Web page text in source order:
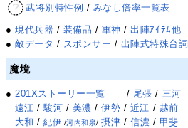
武将別特性例 / みなし倍率一覧表
●現代兵器 / 装備品 / 軍神 /出陣ｱｲﾃﾑ他
●敵データ / スポンサー / 出陣式特殊台詞
魔境
● 201Xストーリー一覧 / 尾張 / 三河
遠江 /駿河 / 美濃 /伊勢 / 近江 / 越前
大和 /紀伊 /河内和泉/摂津 / 信濃 / 甲斐